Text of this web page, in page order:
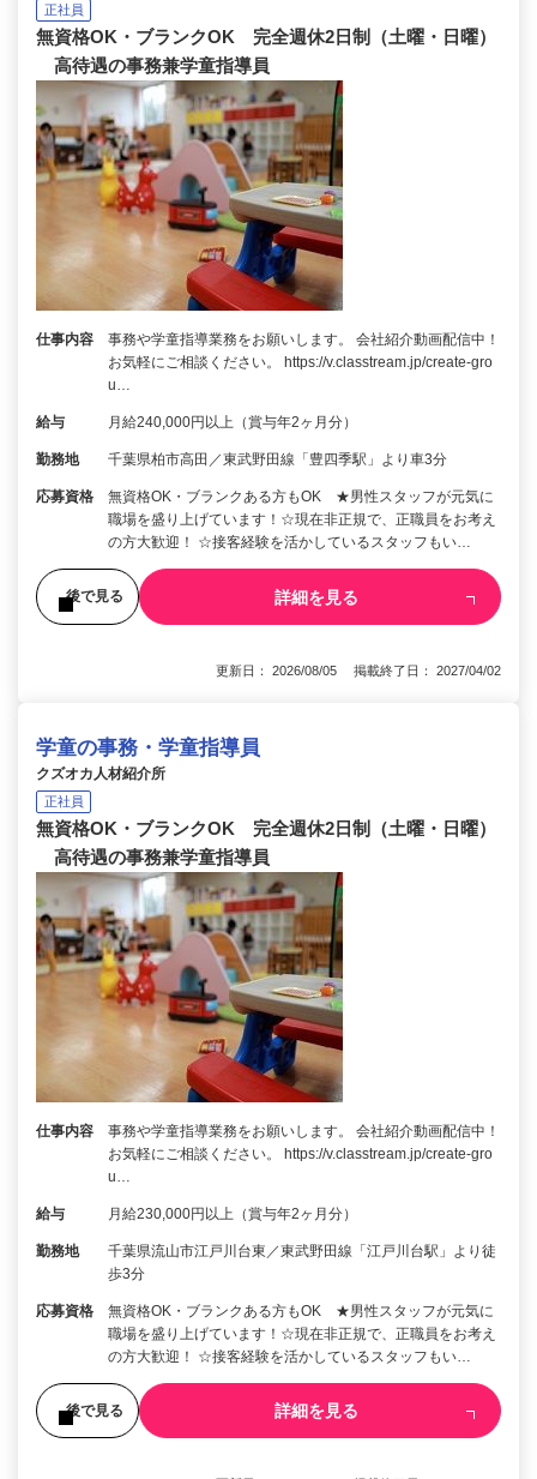
正社員
無資格OK・ブランクOK 完全週休2日制（土曜・日曜）
高待遇の事務兼学童指導員
仕事内容
事務や学童指導業務をお願いします。 会社紹介動画配信中！
お気軽にご相談ください。 https://v.classtream.jp/create-gro
u…
給与 月給240,000円以上（賞与年2ヶ月分）
勤務地 千葉県柏市高田／東武野田線「豊四季駅」より車3分
応募資格
無資格OK・ブランクある方もOK ★男性スタッフが元気に
職場を盛り上げています！☆現在非正規で、正職員をお考え
の方大歓迎！ ☆接客経験を活かしているスタッフもい…
後で見る 詳細を見る
更新日： 2026/08/05 掲載終了日： 2027/04/02
学童の事務・学童指導員
クズオカ人材紹介所
正社員
無資格OK・ブランクOK 完全週休2日制（土曜・日曜）
高待遇の事務兼学童指導員
仕事内容
事務や学童指導業務をお願いします。 会社紹介動画配信中！
お気軽にご相談ください。 https://v.classtream.jp/create-gro
u…
給与 月給230,000円以上（賞与年2ヶ月分）
勤務地
千葉県流山市江戸川台東／東武野田線「江戸川台駅」より徒
歩3分
応募資格
無資格OK・ブランクある方もOK ★男性スタッフが元気に
職場を盛り上げています！☆現在非正規で、正職員をお考え
の方大歓迎！ ☆接客経験を活かしているスタッフもい…
後で見る 詳細を見る